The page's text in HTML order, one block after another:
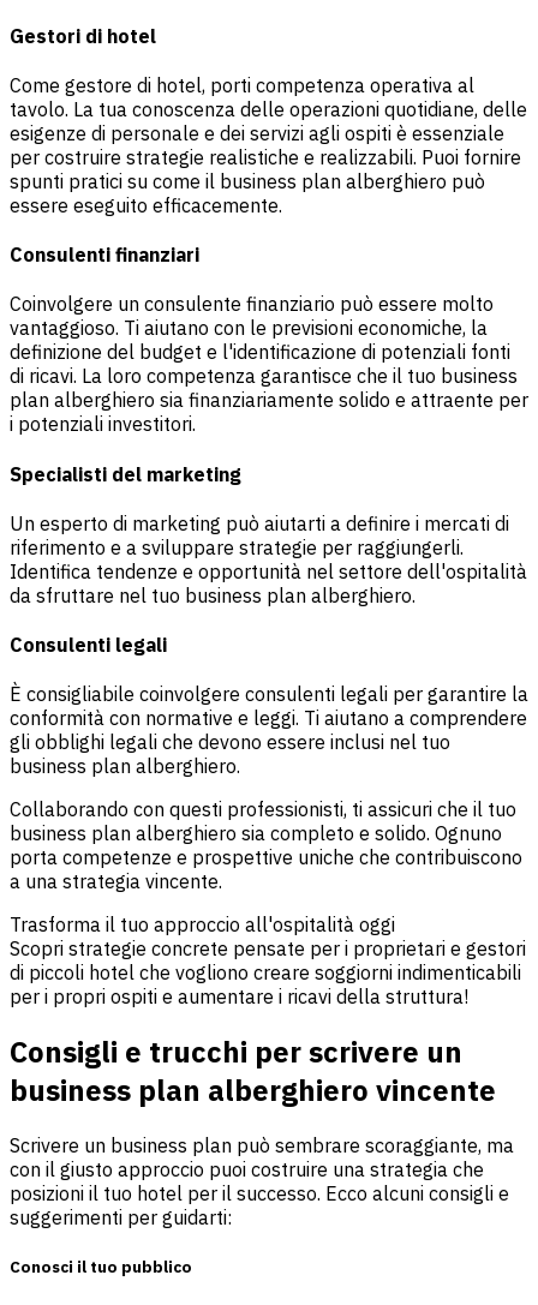
Gestori di hotel
Come gestore di hotel, porti competenza operativa al
tavolo. La tua conoscenza delle operazioni quotidiane, delle
esigenze di personale e dei servizi agli ospiti è essenziale
per costruire strategie realistiche e realizzabili. Puoi fornire
spunti pratici su come il business plan alberghiero può
essere eseguito efficacemente.
Consulenti finanziari
Coinvolgere un consulente finanziario può essere molto
vantaggioso. Ti aiutano con le previsioni economiche, la
definizione del budget e l'identificazione di potenziali fonti
di ricavi. La loro competenza garantisce che il tuo business
plan alberghiero sia finanziariamente solido e attraente per
i potenziali investitori.
Specialisti del marketing
Un esperto di marketing può aiutarti a definire i mercati di
riferimento e a sviluppare strategie per raggiungerli.
Identifica tendenze e opportunità nel settore dell'ospitalità
da sfruttare nel tuo business plan alberghiero.
Consulenti legali
È consigliabile coinvolgere consulenti legali per garantire la
conformità con normative e leggi. Ti aiutano a comprendere
gli obblighi legali che devono essere inclusi nel tuo
business plan alberghiero.
Collaborando con questi professionisti, ti assicuri che il tuo
business plan alberghiero sia completo e solido. Ognuno
porta competenze e prospettive uniche che contribuiscono
a una strategia vincente.
Trasforma il tuo approccio all'ospitalità oggi
Scopri strategie concrete pensate per i proprietari e gestori
di piccoli hotel che vogliono creare soggiorni indimenticabili
per i propri ospiti e aumentare i ricavi della struttura!
Consigli e trucchi per scrivere un
business plan alberghiero vincente
Scrivere un business plan può sembrare scoraggiante, ma
con il giusto approccio puoi costruire una strategia che
posizioni il tuo hotel per il successo. Ecco alcuni consigli e
suggerimenti per guidarti:
Conosci il tuo pubblico